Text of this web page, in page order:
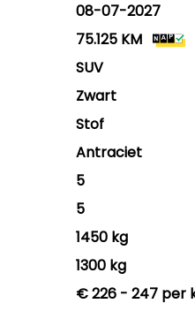
08-07-2027
75.125 KM
SUV
Zwart
Stof
Antraciet
5
5
1450 kg
1300 kg
€ 226 - 247 per